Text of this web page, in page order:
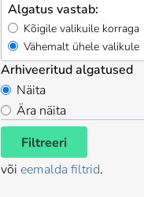
Algatus vastab:
Kõigile valikuile korraga
Vähemalt ühele valikule
Arhiveeritud algatused
Näita
Ära näita
Filtreeri
või eemalda filtrid.